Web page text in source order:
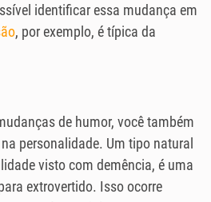
identificar essa mudança em
, por exemplo, é típica da
de humor, você também
personalidade. Um tipo natural
visto com demência, é uma
extrovertido. Isso ocorre